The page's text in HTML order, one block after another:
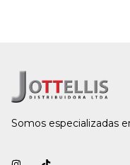
Somos especializadas